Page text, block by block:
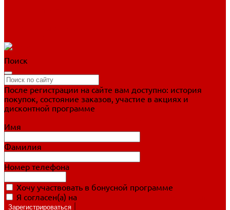
Поиск
После регистрации на сайте вам доступно: история
покупок, состояние заказов, участие в акциях и
дисконтной программе
Имя
Фамилия
Номер телефона
Хочу участвовать в бонусной программе
Я согласен(а) на